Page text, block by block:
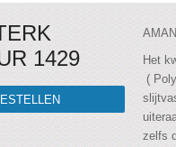
1429
Het
(
zelfs